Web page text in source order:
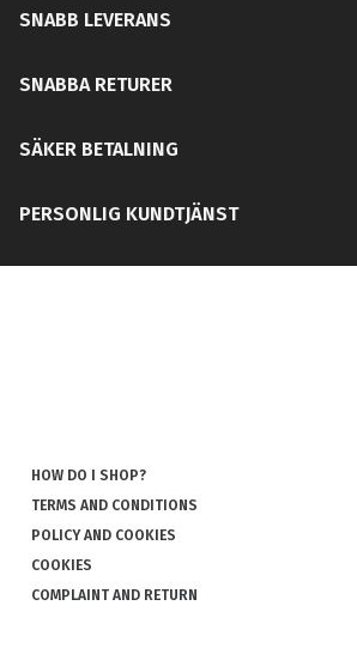
SNABB LEVERANS
SNABBA RETURER
SÄKER BETALNING
PERSONLIG KUNDTJÄNST
HOW DO I SHOP?
TERMS AND CONDITIONS
POLICY AND COOKIES
COOKIES
COMPLAINT AND RETURN